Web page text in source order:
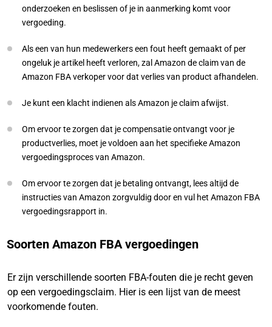
onderzoeken en beslissen of je in aanmerking komt voor
vergoeding.
Als een van hun medewerkers een fout heeft gemaakt of per
ongeluk je artikel heeft verloren, zal Amazon de claim van de
Amazon FBA verkoper voor dat verlies van product afhandelen.
Je kunt een klacht indienen als Amazon je claim afwijst.
Om ervoor te zorgen dat je compensatie ontvangt voor je
productverlies, moet je voldoen aan het specifieke Amazon
vergoedingsproces van Amazon.
Om ervoor te zorgen dat je betaling ontvangt, lees altijd de
instructies van Amazon zorgvuldig door en vul het Amazon FBA
vergoedingsrapport in.
Soorten Amazon FBA vergoedingen
Er zijn verschillende soorten FBA-fouten die je recht geven
op een vergoedingsclaim. Hier is een lijst van de meest
voorkomende fouten.